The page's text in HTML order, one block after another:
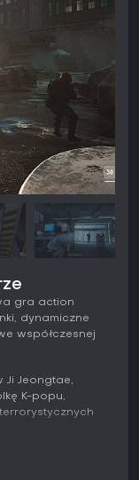
gra action
dynamiczne
współczesnej
Ji Jeongtae,
K-popu,